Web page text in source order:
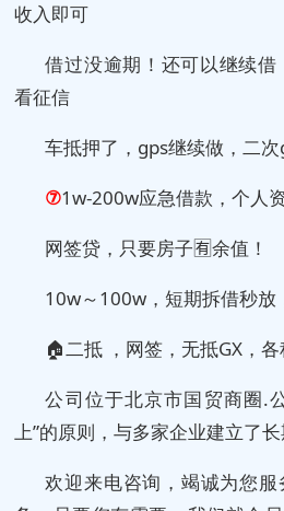
收入即可
借过没逾期！还可以继续
看征信
车抵押了，gps继续做，二
⑦1w-200w应急借款，个人
网签贷，只要房子🈶️余值！
10w～100w，短期拆借秒放
🏠二抵 ，网签，无抵GX，
公司位于北京市国贸商圈.
上”的原则，与多家企业建立了长
欢迎来电咨询，竭诚为您